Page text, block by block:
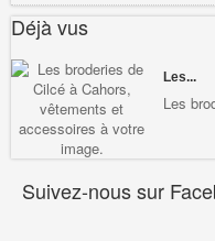
Déjà vus
Les...
Les
Suivez-nous sur